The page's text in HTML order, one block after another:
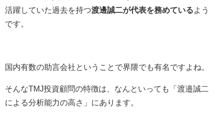
活躍 していた過去を持つ渡邊誠二が代表を務めている よう
です。
国内有数の助言会社ということで界隈でも有名ですよね。
そんなTMJ投資顧問の特徴は、なんといっても「渡邉誠二
による分析能力の高さ」にあります。